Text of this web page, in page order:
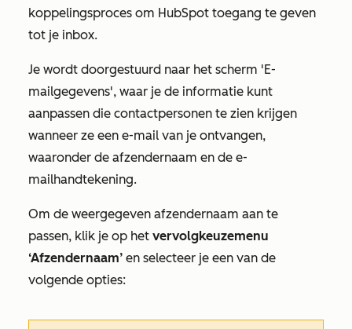
koppelingsproces om HubSpot toegang te geven
tot je inbox.
Je wordt doorgestuurd naar het scherm 'E-
mailgegevens', waar je de informatie kunt
aanpassen die contactpersonen te zien krijgen
wanneer ze een e-mail van je ontvangen,
waaronder de afzendernaam en de e-
mailhandtekening.
Om de weergegeven afzendernaam aan te
passen, klik je op het vervolgkeuzemenu
‘Afzendernaam’ en selecteer je een van de
volgende opties: